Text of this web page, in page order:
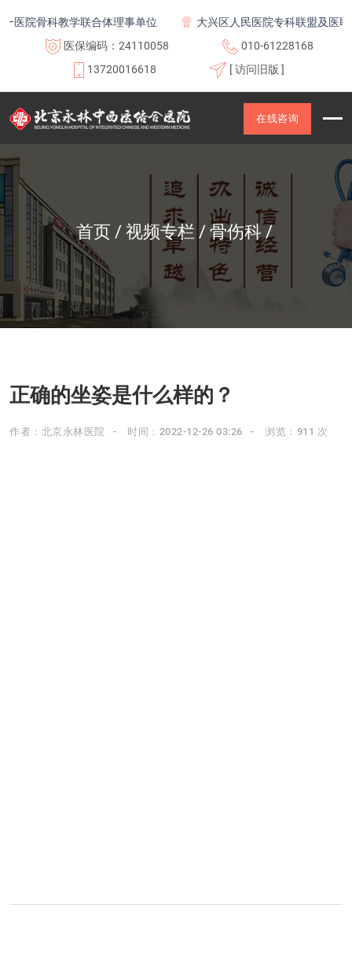
院骨科教学联合体理事单位
大兴区人民医院专科联盟及医联
医保编码：24110058
010-61228168
13720016618
[ 访问旧版 ]
在线咨询
首页 视频专栏 骨伤科
正确的坐姿是什么样的？
作者：北京永林医院 时间：2022-12-26 03:26 浏览：911 次